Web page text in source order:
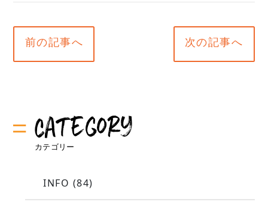
前の記事へ 次の記事へ
INFO (84)